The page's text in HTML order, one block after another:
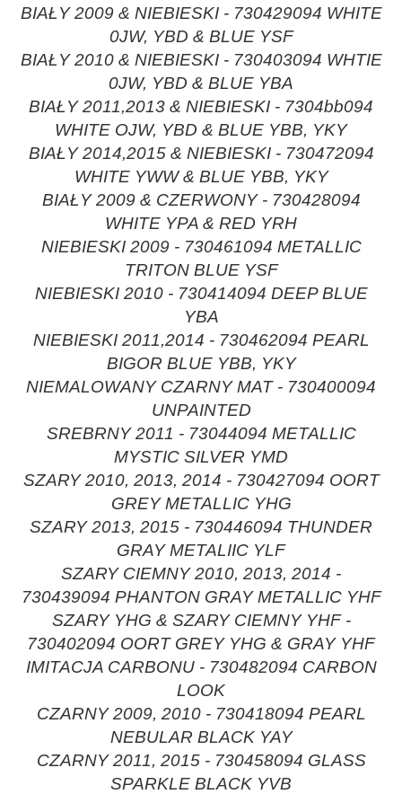
BIAŁY 2009 & NIEBIESKI - 730429094 WHITE
0JW, YBD & BLUE YSF
BIAŁY 2010 & NIEBIESKI - 730403094 WHTIE
0JW, YBD & BLUE YBA
BIAŁY 2011,2013 & NIEBIESKI - 7304bb094
WHITE OJW, YBD & BLUE YBB, YKY
BIAŁY 2014,2015 & NIEBIESKI - 730472094
WHITE YWW & BLUE YBB, YKY
BIAŁY 2009 & CZERWONY - 730428094
WHITE YPA & RED YRH
NIEBIESKI 2009 - 730461094 METALLIC
TRITON BLUE YSF
NIEBIESKI 2010 - 730414094 DEEP BLUE
YBA
NIEBIESKI 2011,2014 - 730462094 PEARL
BIGOR BLUE YBB, YKY
NIEMALOWANY CZARNY MAT - 730400094
UNPAINTED
SREBRNY 2011 - 73044094 METALLIC
MYSTIC SILVER YMD
SZARY 2010, 2013, 2014 - 730427094 OORT
GREY METALLIC YHG
SZARY 2013, 2015 - 730446094 THUNDER
GRAY METALIIC YLF
SZARY CIEMNY 2010, 2013, 2014 -
730439094 PHANTON GRAY METALLIC YHF
SZARY YHG & SZARY CIEMNY YHF -
730402094 OORT GREY YHG & GRAY YHF
IMITACJA CARBONU - 730482094 CARBON
LOOK
CZARNY 2009, 2010 - 730418094 PEARL
NEBULAR BLACK YAY
CZARNY 2011, 2015 - 730458094 GLASS
SPARKLE BLACK YVB